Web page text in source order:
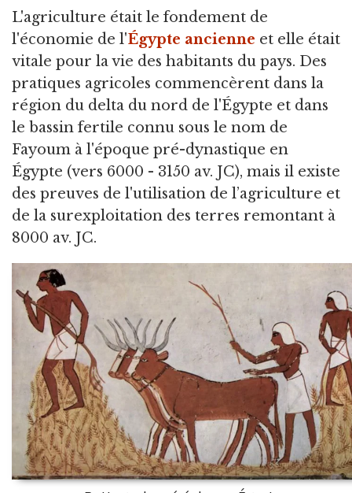
L'agriculture était le fondement de
l'économie de l'Égypte ancienne et elle était
vitale pour la vie des habitants du pays. Des
pratiques agricoles commencèrent dans la
région du delta du nord de l'Égypte et dans
le bassin fertile connu sous le nom de
Fayoum à l'époque pré-dynastique en
Égypte (vers 6000 - 3150 av. JC), mais il existe
des preuves de l'utilisation de l’agriculture et
de la surexploitation des terres remontant à
8000 av. JC.